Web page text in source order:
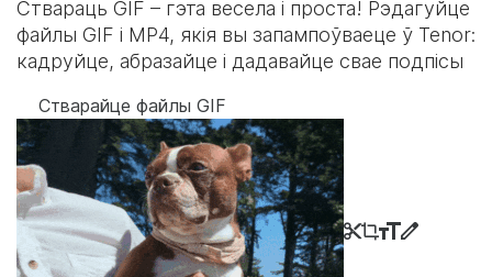
Ствараць GIF – гэта весела і проста! Рэдагуйце
файлы GIF і MP4, якія вы запампоўваеце ў Tenor:
кадруйце, абразайце і дадавайце свае подпісы
Стварайце файлы GIF